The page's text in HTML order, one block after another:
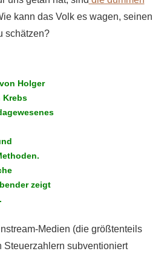
kann das Volk es wagen, seinen
schätzen?
Holger
Krebs
zeigt
Medien (die größtenteils
Steuerzahlern subventioniert